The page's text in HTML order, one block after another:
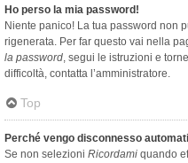
Ho perso la mia password!
Niente panico! La tua password non
rigenerata. Per far questo vai nella
la password, segui le istruzioni e
difficoltà, contatta l’amministratore.
Top
Perché vengo disconnesso
Se non selezioni Ricordami quando